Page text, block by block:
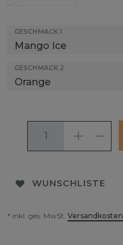
GESCHMACK 1
GESCHMACK 2
WUNSCHLISTE
* inkl. ges. MwSt. Versandkosten